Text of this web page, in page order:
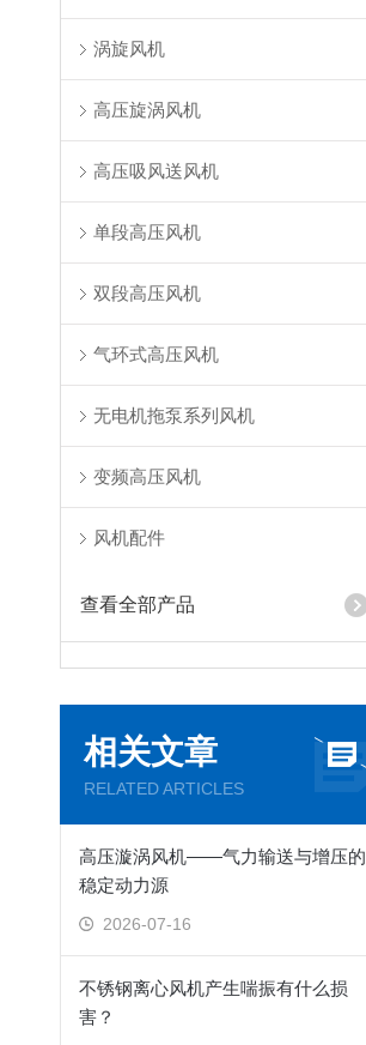
涡旋风机
高压旋涡风机
高压吸风送风机
单段高压风机
双段高压风机
气环式高压风机
无电机拖泵系列风机
变频高压风机
风机配件
查看全部产品
相关文章
RELATED ARTICLES
高压漩涡风机——气力输送与增压的
稳定动力源
2026-07-16
不锈钢离心风机产生喘振有什么损
害？